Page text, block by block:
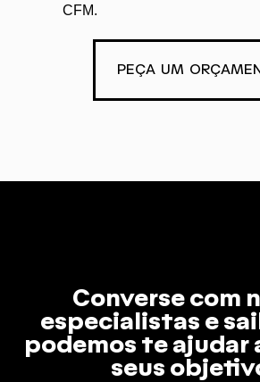
CFM.
PEÇA UM
Converse com
especialistas e
podemos te ajudar
seus